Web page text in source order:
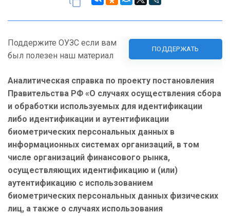
Поддержите ОУЗС если вам
был полезен наш материал
ПОДДЕРЖАТЬ
Аналитическая справка по проекту постановления
Правительства РФ «О случаях осуществления сбора
и обработки используемых для идентификации
либо идентификации и аутентификации
биометрических персональных данных в
информационных системах организаций, в том
числе организаций финансового рынка,
осуществляющих идентификацию и (или)
аутентификацию с использованием
биометрических персональных данных физических
лиц, а также о случаях использования